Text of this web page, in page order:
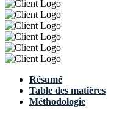
Résumé
Table des matières
Méthodologie